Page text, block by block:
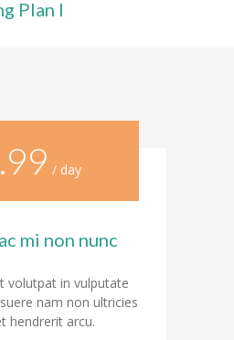
Plan I
/ day
mi non nunc
volutpat in vulputate
nam non ultricies
hendrerit arcu.